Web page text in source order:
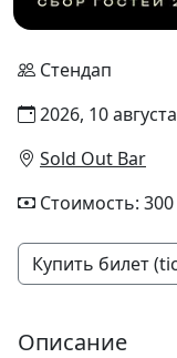
Стендап
2026, 10
Sold Out Bar
Стоимость:
Купить билет
Описание